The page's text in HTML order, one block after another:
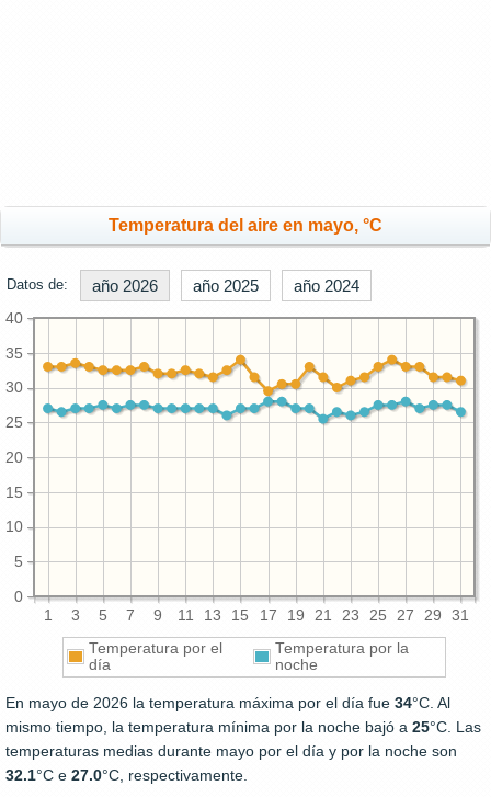
Temperatura del aire en mayo, °C
Datos de: año 2026 año 2025 año 2024
1 3 5 7 9 11 13 15 17 19 21 23 25 27 29 31
0
5
10
15
20
25
30
35
40
Temperatura por el
día
Temperatura por la
noche
En mayo de 2026 la temperatura máxima por el día fue 34°C. Al
mismo tiempo, la temperatura mínima por la noche bajó a 25°C. Las
temperaturas medias durante mayo por el día y por la noche son
32.1°C e 27.0°C, respectivamente.